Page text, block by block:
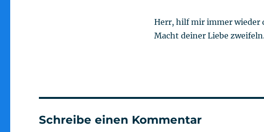
Herr, hilf mir immer wieder
Macht deiner Liebe
Schreibe einen Kommentar